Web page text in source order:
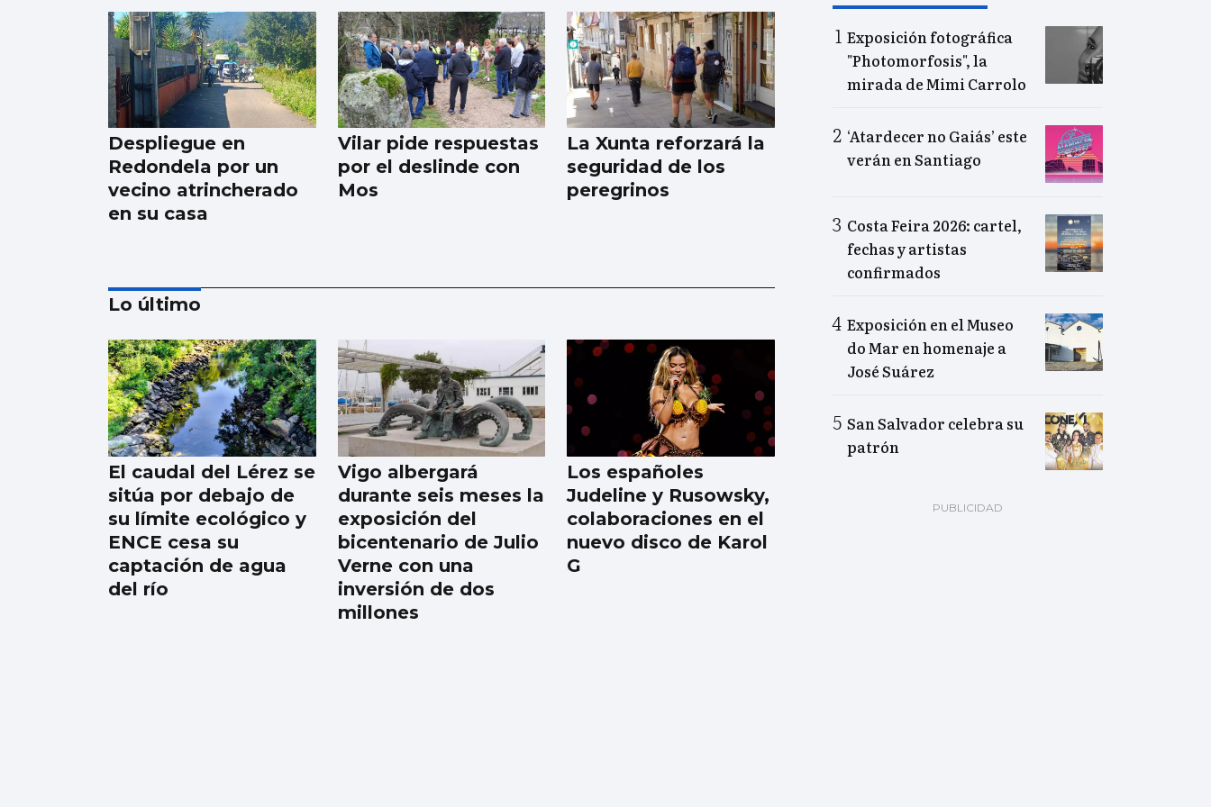
Despliegue en
Redondela por un
vecino atrincherado
en su casa
Vilar pide respuestas
por el deslinde con
Mos
La Xunta reforzará la
seguridad de los
peregrinos
Digna Rivas: "A miña
avoa ensinoume que
nesta casa as cousas
se demostran con
feitos"
Lo último
El caudal del Lérez se
sitúa por debajo de
su límite ecológico y
ENCE cesa su
captación de agua
del río
Vigo albergará
durante seis meses la
exposición del
bicentenario de Julio
Verne con una
inversión de dos
millones
Los españoles
Judeline y Rusowsky,
colaboraciones en el
nuevo disco de Karol
G
Exposición fotográfica
"Photomorfosis", la
mirada de Mimi Carrolo
‘Atardecer no Gaiás’ este
verán en Santiago
Costa Feira 2026: cartel,
fechas y artistas
confirmados
Exposición en el Museo
do Mar en homenaje a
José Suárez
San Salvador celebra su
patrón